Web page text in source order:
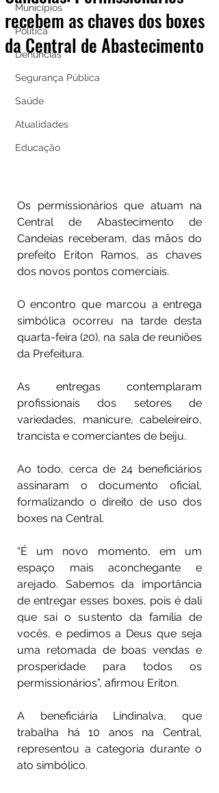
Municípios
Política
Denúncias
Segurança Pública
Saúde
Atualidades
Educação
recebem as chaves dos boxes
da Central de Abastecimento
Os permissionários que atuam na
Central de Abastecimento de
Candeias receberam, das mãos do
prefeito Eriton Ramos, as chaves
dos novos pontos comerciais.
O encontro que marcou a entrega
simbólica ocorreu na tarde desta
quarta-feira (20), na sala de reuniões
da Prefeitura.
As entregas contemplaram
profissionais dos setores de
variedades, manicure, cabeleireiro,
trancista e comerciantes de beiju.
Ao todo, cerca de 24 beneficiários
assinaram o documento oficial,
formalizando o direito de uso dos
boxes na Central.
“É um novo momento, em um
espaço mais aconchegante e
arejado. Sabemos da importância
de entregar esses boxes, pois é dali
que sai o sustento da família de
vocês, e pedimos a Deus que seja
uma retomada de boas vendas e
prosperidade para todos os
permissionários”, afirmou Eriton.
A beneficiária Lindinalva, que
trabalha há 10 anos na Central,
representou a categoria durante o
ato simbólico.